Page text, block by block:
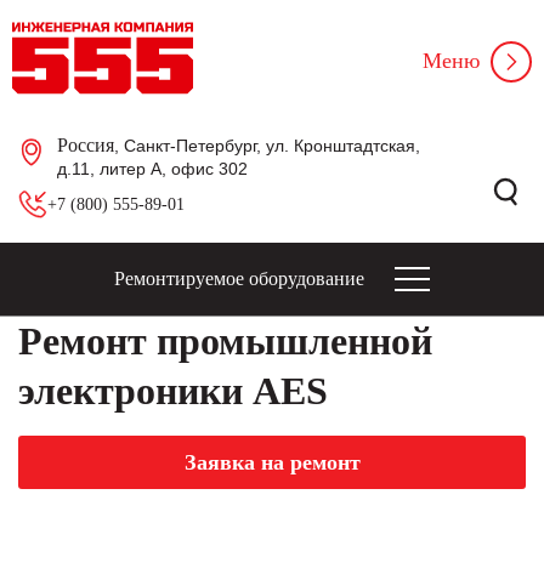
Россия , Санкт-Петербург, ул. Кронштадтская,
д.11, литер А, офис 302
+7 (800) 555-89-01
Меню
Ремонтируемое оборудование
Ремонт промышленной
электроники AES
Заявка на ремонт